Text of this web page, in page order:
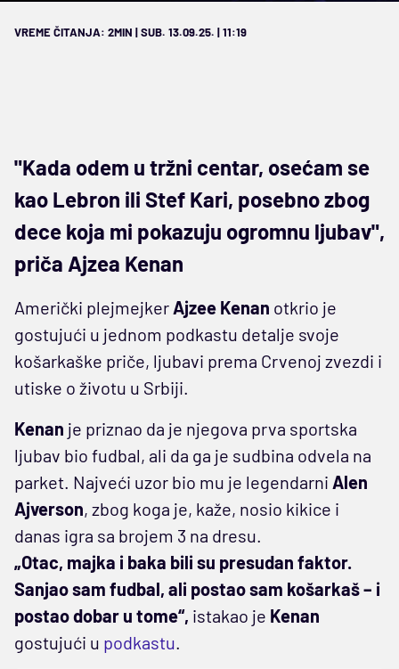
VREME ČITANJA: 2MIN | SUB. 13.09.25. | 11:19
"Kada odem u tržni centar, osećam se
kao Lebron ili Stef Kari, posebno zbog
dece koja mi pokazuju ogromnu ljubav",
priča Ajzea Kenan
Američki plejmejker Ajzee Kenan otkrio je
gostujući u jednom podkastu detalje svoje
košarkaške priče, ljubavi prema Crvenoj zvezdi i
utiske o životu u Srbiji.
Kenan je priznao da je njegova prva sportska
ljubav bio fudbal, ali da ga je sudbina odvela na
parket. Najveći uzor bio mu je legendarni Alen
Ajverson, zbog koga je, kaže, nosio kikice i
danas igra sa brojem 3 na dresu.
„Otac, majka i baka bili su presudan faktor.
Sanjao sam fudbal, ali postao sam košarkaš – i
postao dobar u tome“, istakao je Kenan
gostujući u podkastu.